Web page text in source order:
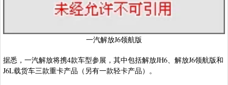
一汽解放J6领航版
据悉，一汽解放将携4款车型参展，其中包括解放JH6、解放J6领航版和
J6L载货车三款重卡产品（另有一款轻卡产品）。